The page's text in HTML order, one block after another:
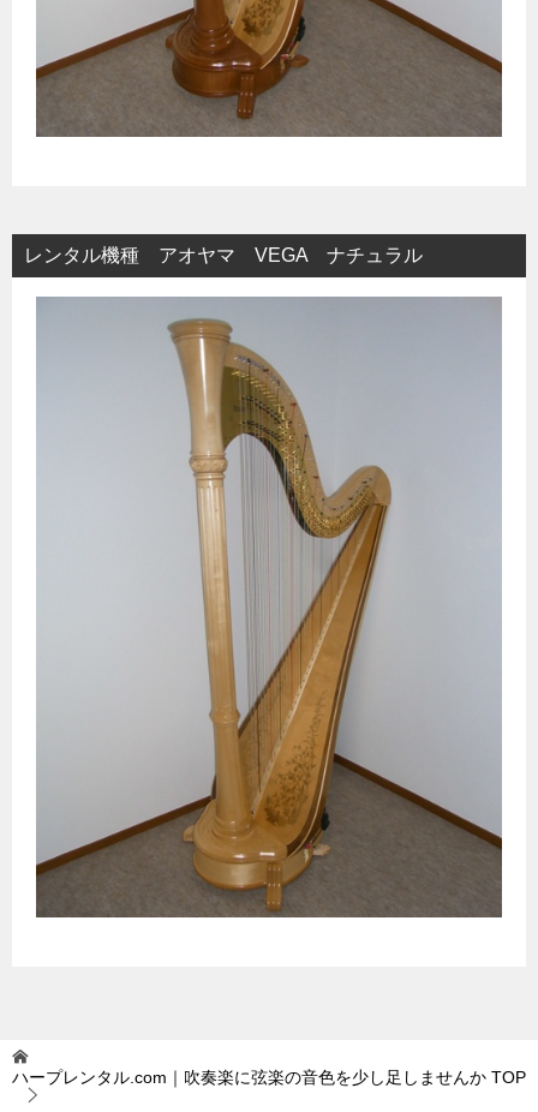
レンタル機種 アオヤマ VEGA ナチュラル
ハープレンタル.com｜吹奏楽に弦楽の音色を少し足しませんか TOP